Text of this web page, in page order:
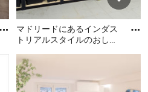
マドリードにあるインダス
トリアルスタイルのおしゃ
マドリードにあるインダス
トリアルスタイルのおしゃ
れな地下室の写真